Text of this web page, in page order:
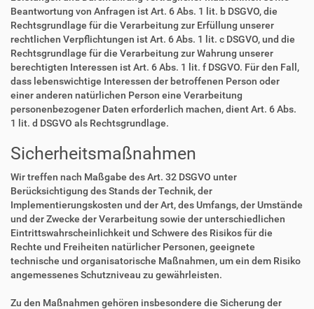
Beantwortung von Anfragen ist Art. 6 Abs. 1 lit. b DSGVO, die
Rechtsgrundlage für die Verarbeitung zur Erfüllung unserer
rechtlichen Verpflichtungen ist Art. 6 Abs. 1 lit. c DSGVO, und die
Rechtsgrundlage für die Verarbeitung zur Wahrung unserer
berechtigten Interessen ist Art. 6 Abs. 1 lit. f DSGVO. Für den Fall,
dass lebenswichtige Interessen der betroffenen Person oder
einer anderen natürlichen Person eine Verarbeitung
personenbezogener Daten erforderlich machen, dient Art. 6 Abs.
1 lit. d DSGVO als Rechtsgrundlage.
Sicherheitsmaßnahmen
Wir treffen nach Maßgabe des Art. 32 DSGVO unter
Berücksichtigung des Stands der Technik, der
Implementierungskosten und der Art, des Umfangs, der Umstände
und der Zwecke der Verarbeitung sowie der unterschiedlichen
Eintrittswahrscheinlichkeit und Schwere des Risikos für die
Rechte und Freiheiten natürlicher Personen, geeignete
technische und organisatorische Maßnahmen, um ein dem Risiko
angemessenes Schutzniveau zu gewährleisten.
Zu den Maßnahmen gehören insbesondere die Sicherung der